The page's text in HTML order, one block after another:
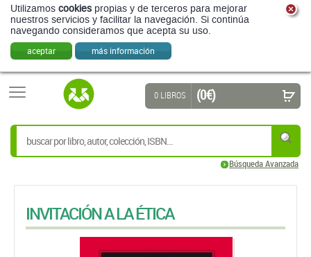
Utilizamos cookies propias y de terceros para mejorar
nuestros servicios y facilitar la navegación. Si continúa
navegando consideramos que acepta su uso.
aceptar más información
Búsqueda Avanzada
0 LIBROS (0 €)
INVITACIÓN A LA ÉTICA